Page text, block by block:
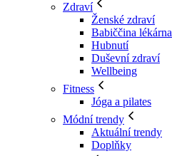
Zdraví
Ženské zdraví
Babiččina lékárna
Hubnutí
Duševní zdraví
Wellbeing
Fitness
Jóga a pilates
Módní trendy
Aktuální trendy
Doplňky